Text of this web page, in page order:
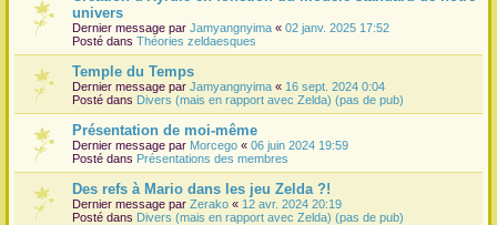
univers
Dernier message par Jamyangnyima « 02 janv. 2025 17:52
Posté dans Théories zeldaesques
Temple du Temps
Dernier message par Jamyangnyima « 16 sept. 2024 0:04
Posté dans Divers (mais en rapport avec Zelda) (pas de pub)
Présentation de moi-même
Dernier message par Morcego « 06 juin 2024 19:59
Posté dans Présentations des membres
Des refs à Mario dans les jeu Zelda ?!
Dernier message par Zerako « 12 avr. 2024 20:19
Posté dans Divers (mais en rapport avec Zelda) (pas de pub)